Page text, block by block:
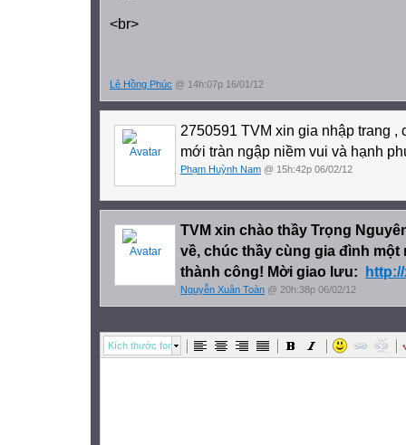
<br>
Lê Hồng Phúc @ 14h:07p 16/01/12
2750591 TVM xin gia nhập trang ,
mới tràn ngập niềm vui và hạnh
Phạm Huỳnh Nam @ 15h:42p 06/02/12
TVM xin chào thầy Trọng
về, chúc thầy cùng gia đình một
thành công! Mời giao lưu:
Nguyễn Xuân Toàn @ 20h:38p 06/02/12
Kích thước font